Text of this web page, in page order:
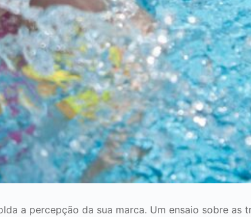
a percepção da sua marca. Um ensaio sobre as